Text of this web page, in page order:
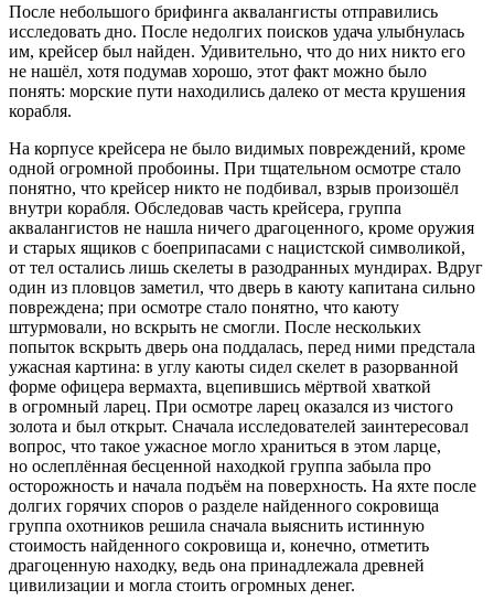
После небольшого брифинга аквалангисты отправились
исследовать дно. После недолгих поисков удача улыбнулась
им, крейсер был найден. Удивительно, что до них никто его
не нашёл, хотя подумав хорошо, этот факт можно было
понять: морские пути находились далеко от места крушения
корабля.
На корпусе крейсера не было видимых повреждений, кроме
одной огромной пробоины. При тщательном осмотре стало
понятно, что крейсер никто не подбивал, взрыв произошёл
внутри корабля. Обследовав часть крейсера, группа
аквалангистов не нашла ничего драгоценного, кроме оружия
и старых ящиков с боеприпасами с нацистской символикой,
от тел остались лишь скелеты в разодранных мундирах. Вдруг
один из пловцов заметил, что дверь в каюту капитана сильно
повреждена; при осмотре стало понятно, что каюту
штурмовали, но вскрыть не смогли. После нескольких
попыток вскрыть дверь она поддалась, перед ними предстала
ужасная картина: в углу каюты сидел скелет в разорванной
форме офицера вермахта, вцепившись мёртвой хваткой
в огромный ларец. При осмотре ларец оказался из чистого
золота и был открыт. Сначала исследователей заинтересовал
вопрос, что такое ужасное могло храниться в этом ларце,
но ослеплённая бесценной находкой группа забыла про
осторожность и начала подъём на поверхность. На яхте после
долгих горячих споров о разделе найденного сокровища
группа охотников решила сначала выяснить истинную
стоимость найденного сокровища и, конечно, отметить
драгоценную находку, ведь она принадлежала древней
цивилизации и могла стоить огромных денег.